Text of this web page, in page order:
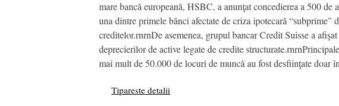
mare bancă europeană, HSBC, a anunţat concedierea a 500
una dintre primele bănci afectate de criza ipotecară
creditelor.rnrnDe asemenea, grupul bancar Credit Suisse a
deprecierilor de active legate de credite
mai mult de 50.000 de locuri de muncă au fost desfiinţate doar
Tipareste detalii